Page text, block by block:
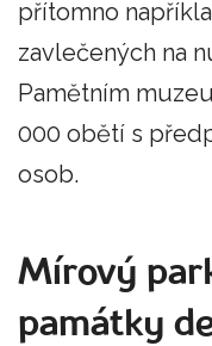
přítomno
zavlečených na
Pamětním
000 obětí s
osob.
Mírový
památky